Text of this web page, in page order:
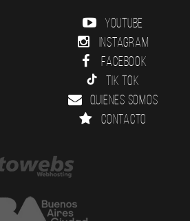
YouTube
Instagram
Facebook
Tik Tok
Quienes somos
Contacto